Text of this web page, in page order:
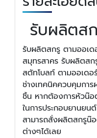
รับผลิตส
รับผลิตสกรู ตามออเ
สมุทรสาคร รับผลิตส
สตัทโบลท์ ตามออเดอ
ช่างเทคนิคควบคุมก
ชิ้น หากต้องการหัวน๊อ
ในการประกอบยานยน
สามารถสั่งผลิตสกรูน๊
ต่างๆได้เลย